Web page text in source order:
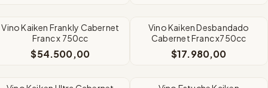
Vino Kaiken Frankly Cabernet
Franc x 750cc
$54.500,00
Vino Kaiken Desbandado
Cabernet Franc x750cc
$17.980,00